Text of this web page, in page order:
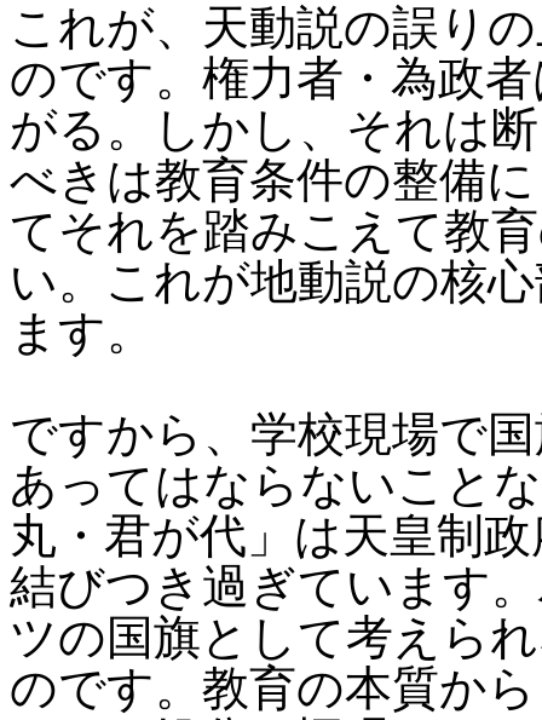
これが、天動説の誤り
のです。権力者・為政
がる。しかし、それは
べきは教育条件の整備
てそれを踏みこえて教
い。これが地動説の核
ます。
ですから、学校現場で
あってはならないこと
丸・君が代」は天皇制
結びつき過ぎています
ツの国旗として考えら
のです。教育の本質か